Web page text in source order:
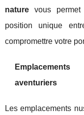
nature vous
position unique
compromettre votre
aventuriers
Les emplacements